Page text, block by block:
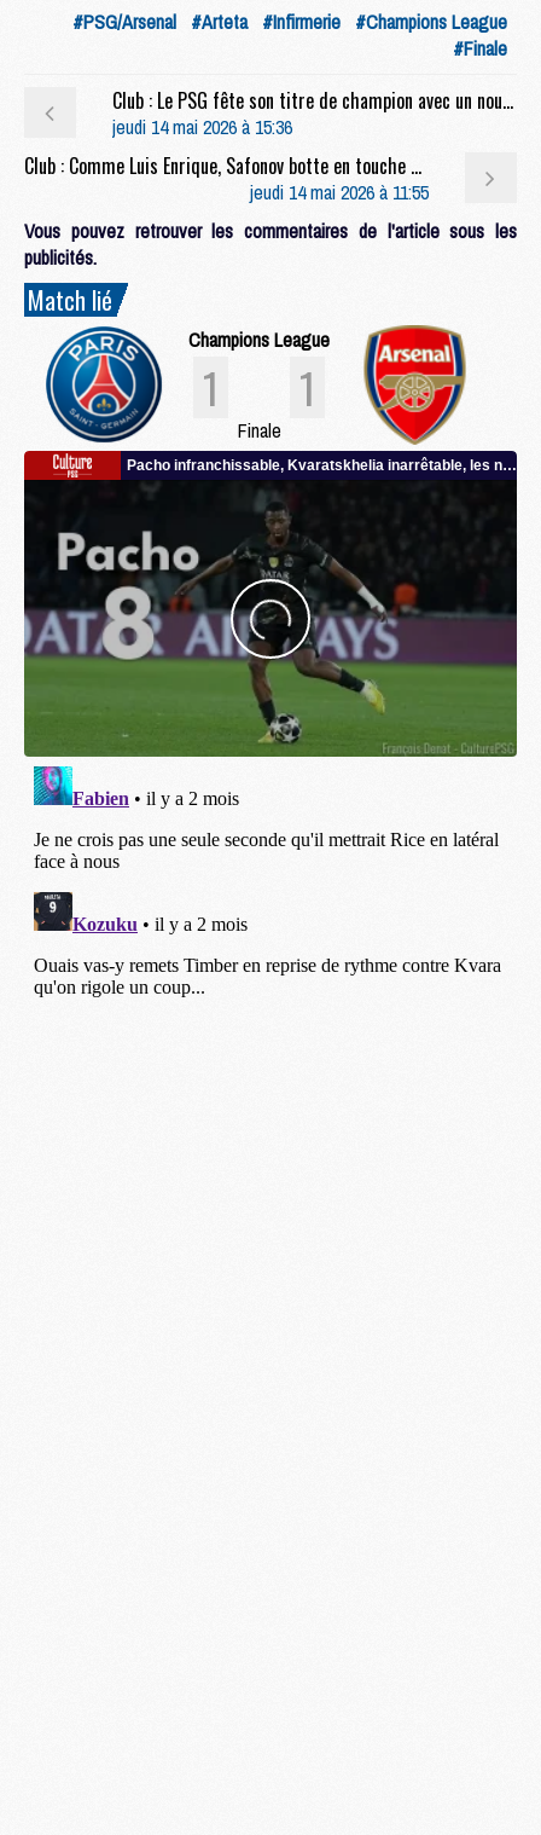
#PSG/Arsenal #Arteta #Infirmerie #Champions League
#Finale
Club : Le PSG fête son titre de champion avec un nouveau tee-shirt
jeudi 14 mai 2026 à 15:36
Club : Comme Luis Enrique, Safonov botte en touche pour ses dégagements
jeudi 14 mai 2026 à 11:55
Vous pouvez retrouver les commentaires de l'article sous les
publicités.
Match lié
Champions League
1 1
Finale